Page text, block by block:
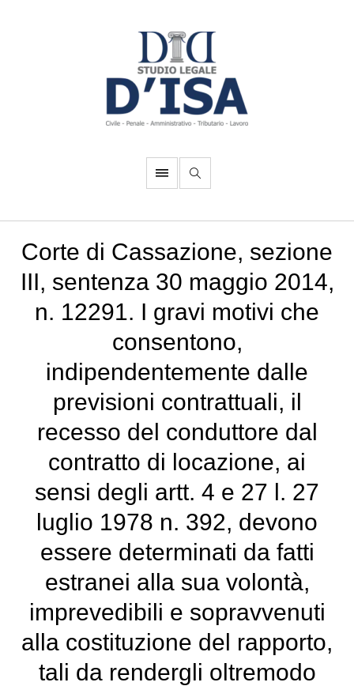
Corte di Cassazione, sezione
III, sentenza 30 maggio 2014,
n. 12291. I gravi motivi che
consentono,
indipendentemente dalle
previsioni contrattuali, il
recesso del conduttore dal
contratto di locazione, ai
sensi degli artt. 4 e 27 l. 27
luglio 1978 n. 392, devono
essere determinati da fatti
estranei alla sua volontà,
imprevedibili e sopravvenuti
alla costituzione del rapporto,
tali da rendergli oltremodo